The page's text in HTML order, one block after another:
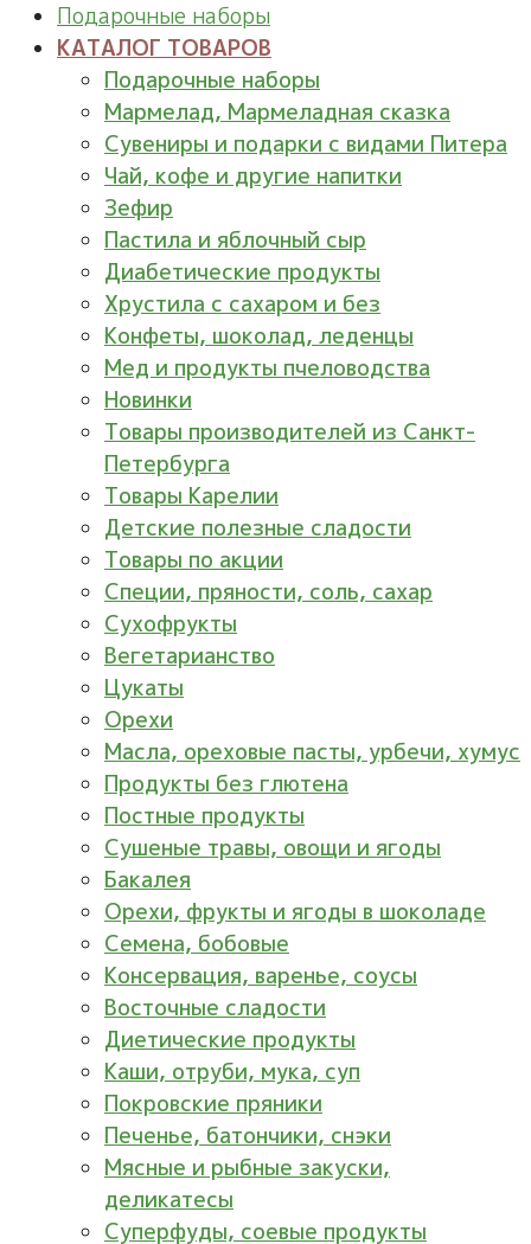
Подарочные наборы
КАТАЛОГ ТОВАРОВ
Подарочные наборы
Мармелад, Мармеладная сказка
Сувениры и подарки с видами Питера
Чай, кофе и другие напитки
Зефир
Пастила и яблочный сыр
Диабетические продукты
Хрустила с сахаром и без
Конфеты, шоколад, леденцы
Мед и продукты пчеловодства
Новинки
Товары производителей из Санкт-
Петербурга
Товары Карелии
Детские полезные сладости
Товары по акции
Специи, пряности, соль, сахар
Сухофрукты
Вегетарианство
Цукаты
Орехи
Масла, ореховые пасты, урбечи, хумус
Продукты без глютена
Постные продукты
Сушеные травы, овощи и ягоды
Бакалея
Орехи, фрукты и ягоды в шоколаде
Семена, бобовые
Консервация, варенье, соусы
Восточные сладости
Диетические продукты
Каши, отруби, мука, суп
Покровские пряники
Печенье, батончики, снэки
Мясные и рыбные закуски,
деликатесы
Суперфуды, соевые продукты